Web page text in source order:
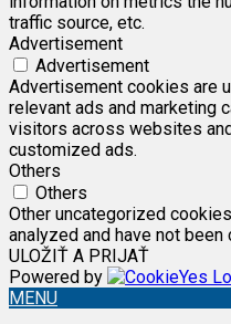
traffic source, etc.
Advertisement
Advertisement
Advertisement cookies are
relevant ads and marketing
visitors across websites
customized ads.
Others
Others
Other uncategorized
analyzed and have not
ULOŽIŤ A PRIJAŤ
Powered by
MENU